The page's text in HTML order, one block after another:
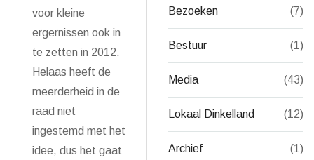
voor kleine
ergernissen ook in
te zetten in 2012.
Helaas heeft de
meerderheid in de
raad niet
ingestemd met het
idee, dus het gaat
Bezoeken (7)
Bestuur (1)
Media (43)
Lokaal Dinkelland (12)
Archief (1)